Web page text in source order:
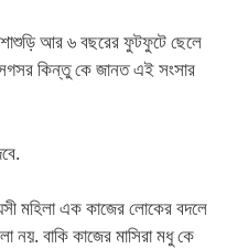
শাশুড়ি আর ৬ বছরের ফুটফুটে ছেলে
কিন্তু কে জানত এই সংসার
মহিলা এক কাজের লোকের বদলে
বাকি কাজের মাসিরা মধু কে